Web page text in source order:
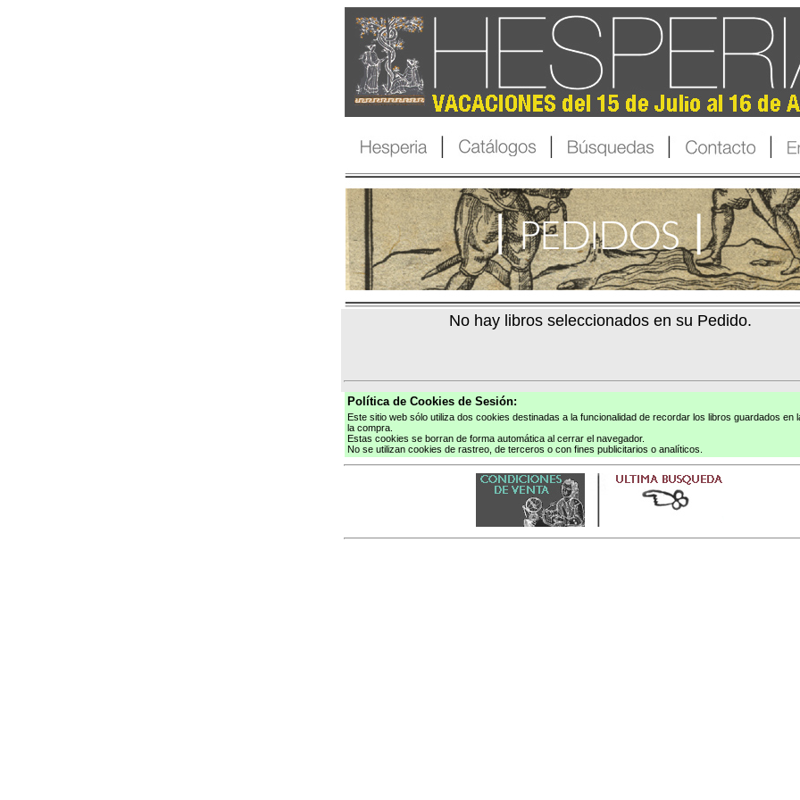
No hay libros seleccionados en su Pedido.
Política de Cookies de Sesión:
Este sitio web sólo utiliza dos cookies destinadas a la funcionalidad de recordar los libros guardados en
la compra.
Estas cookies se borran de forma automática al cerrar el navegador.
No se utilizan cookies de rastreo, de terceros o con fines publicitarios o analíticos.